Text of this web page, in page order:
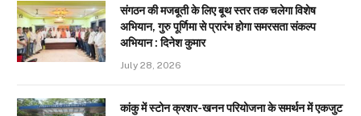
संगठन की मजबूती के लिए बूथ स्तर तक चलेगा विशेष
अभियान, गुरु पूर्णिमा से प्रारंभ होगा समरसता संकल्प
अभियान : दिनेश कुमार
July 28, 2026
कांकु में स्टोन क्रशर-खनन परियोजना के समर्थन में एकजुट